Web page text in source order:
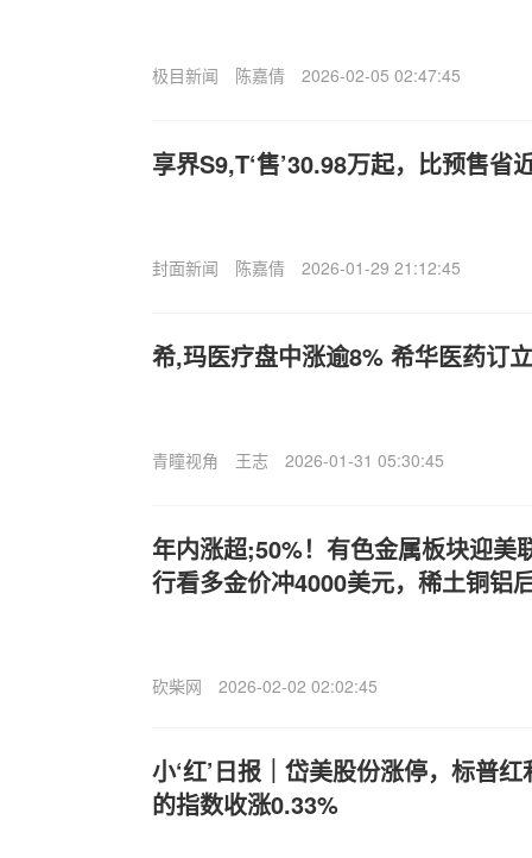
极目新闻 陈嘉倩 2026-02-05 02:47:45
享界S9,T‘售’30.98万起，比预售省
封面新闻 陈嘉倩 2026-01-29 21:12:45
希,玛医疗盘中涨逾8% 希华医药订
青瞳视角 王志 2026-01-31 05:30:45
年内涨超;50%！有色金属板块迎美
行看多金价冲4000美元，稀土铜铝
砍柴网 2026-02-02 02:02:45
小‘红’日报｜岱美股份涨停，标普
的指数收涨0.33%